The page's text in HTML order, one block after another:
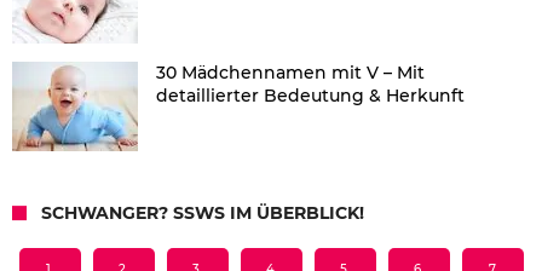
30 Mädchennamen mit V – Mit
detaillierter Bedeutung & Herkunft
SCHWANGER? SSWS IM ÜBERBLICK!